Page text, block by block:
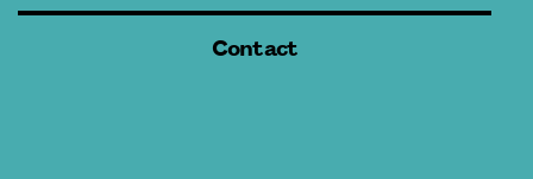
Contact